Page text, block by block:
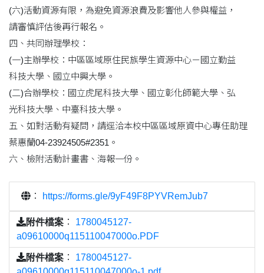
(六)活動資源有限，為避免資源浪費及影響他人參與權益，
請審慎評估後再行報名。
四、共同辦理學校：
(一)主辦學校：中區區域原住民族學生資源中心－國立勤益
科技大學、國立中興大學。
(二)合辦學校：國立虎尾科技大學、國立彰化師範大學、弘
光科技大學、中臺科技大學。
五、如對活動有疑問，請逕洽本校中區區域原資中心專任助理
蔡惠蘭04-23924505#2351。
六、檢附活動計畫書、海報一份。
： https://forms.gle/9yF49F8PYVRemJub7
附件檔案 ： 1780045127-
a09610000q115110047000o.PDF
附件檔案 ： 1780045127-